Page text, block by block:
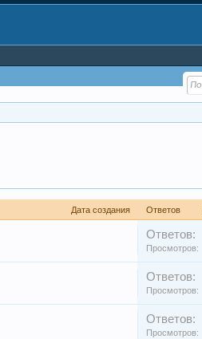
Дата создания Ответов
Ответов:
Просмотров:
Ответов:
Просмотров:
Ответов:
Просмотров: